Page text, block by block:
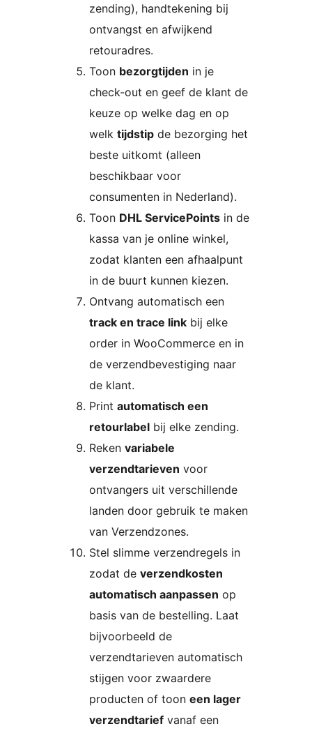
zending), handtekening bij
ontvangst en afwijkend
retouradres.
Toon bezorgtijden in je
check-out en geef de klant de
keuze op welke dag en op
welk tijdstip de bezorging het
beste uitkomt (alleen
beschikbaar voor
consumenten in Nederland).
Toon DHL ServicePoints in de
kassa van je online winkel,
zodat klanten een afhaalpunt
in de buurt kunnen kiezen.
Ontvang automatisch een
track en trace link bij elke
order in WooCommerce en in
de verzendbevestiging naar
de klant.
Print automatisch een
retourlabel bij elke zending.
Reken variabele
verzendtarieven voor
ontvangers uit verschillende
landen door gebruik te maken
van Verzendzones.
Stel slimme verzendregels in
zodat de verzendkosten
automatisch aanpassen op
basis van de bestelling. Laat
bijvoorbeeld de
verzendtarieven automatisch
stijgen voor zwaardere
producten of toon een lager
verzendtarief vanaf een